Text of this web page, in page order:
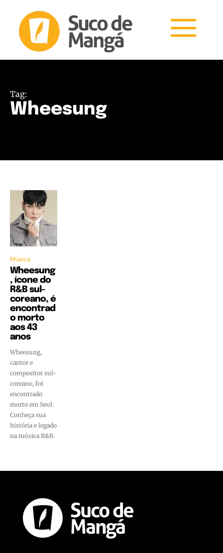
Tag:
Wheesung
Música
Wheesung
, ícone do
R&B sul-
coreano, é
encontrad
o morto
aos 43
anos
Wheesung,
cantor e
compositor sul-
coreano, foi
encontrado
morto em Seul.
Conheça sua
história e legado
na música R&B.